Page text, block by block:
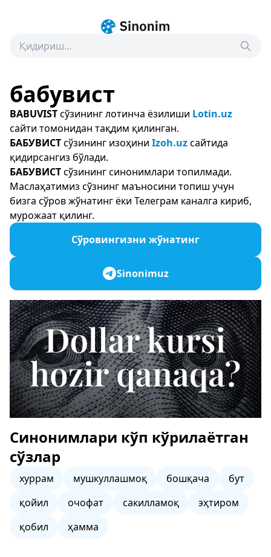
бабувист
BABUVISTсўзининг лотинча ёзилиши Lotin.uz
сайти томонидан тақдим қилинган.
БАБУВИСТсўзининг изоҳини Izoh.uzсайтида
қидирсангиз бўлади.
БАБУВИСТсўзининг синонимлари топилмади.
Маслаҳатимиз сўзнинг маъносини топиш учун
бизга сўров жўнатинг ёки Телеграм каналга кириб,
мурожаат қилинг.
Сўровингизни жўнатинг
Sinonimuz
Синонимлари кўп кўрилаётган
сўзлар
хуррам мушкуллашмоқ бошқача
бут
қойил
очофат сакилламоқ
эҳтиром
қобил
ҳамма